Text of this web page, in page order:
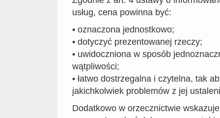
usług, cena powinna być:
• oznaczona jednostkowo;
• dotyczyć prezentowanej rzeczy;
• uwidoczniona w sposób
wątpliwości;
• łatwo dostrzegalna i czytelna, tak
jakichkolwiek problemów z jej
Dodatkowo w orzecznictwie